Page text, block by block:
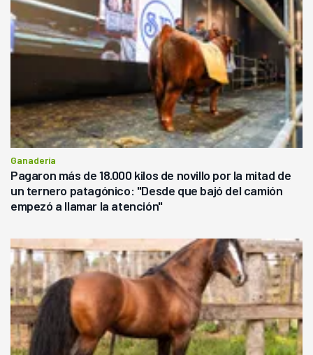
Ganadería
Pagaron más de 18.000 kilos de novillo por la mitad de
un ternero patagónico: "Desde que bajó del camión
empezó a llamar la atención"